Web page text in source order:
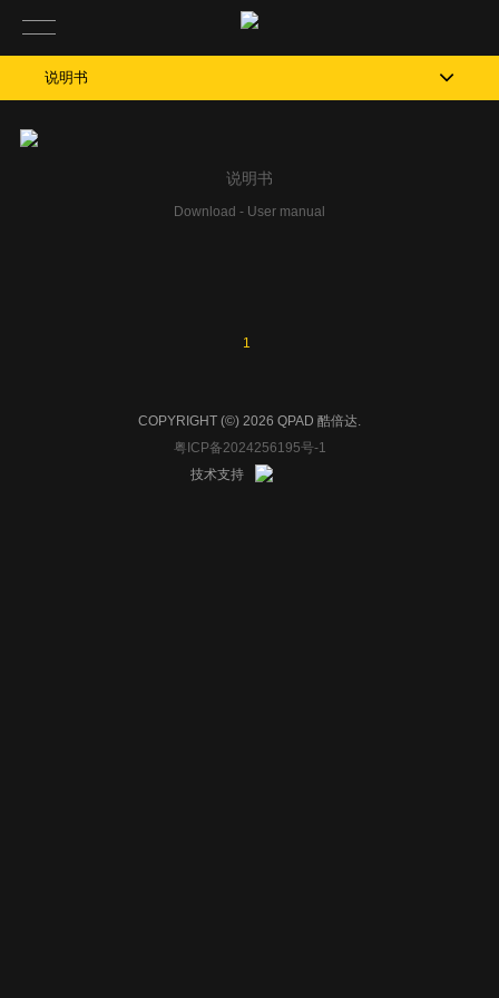
说明书
Down­load - User man­ual
1
COPYRIGHT (©) 2026 QPAD 酷倍达.
粤ICP备2024256195号-1
技术支持
说明书